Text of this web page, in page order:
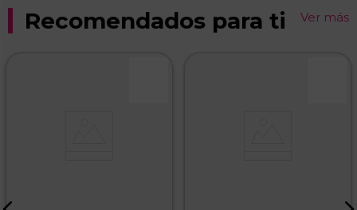
Recomendados para ti Ver más